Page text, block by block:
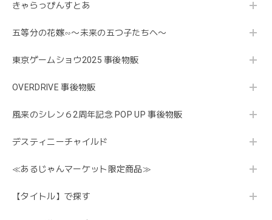
きゃらっぴんすとあ
五等分の花嫁∽〜未来の五つ子たちへ〜
東京ゲームショウ2025 事後物販
OVERDRIVE 事後物販
風来のシレン６2周年記念 POP UP 事後物販
デスティニーチャイルド
≪あるじゃんマーケット限定商品≫
【タイトル】で探す